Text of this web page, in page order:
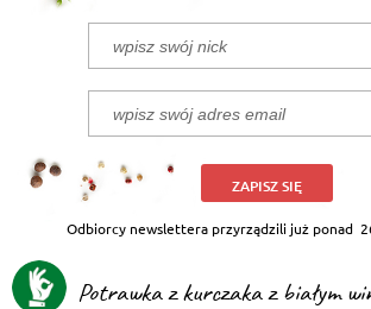
ZAPISZ SIĘ
Odbiorcy newslettera przyrządzili już ponad
Potrawka z kurczaka z białym